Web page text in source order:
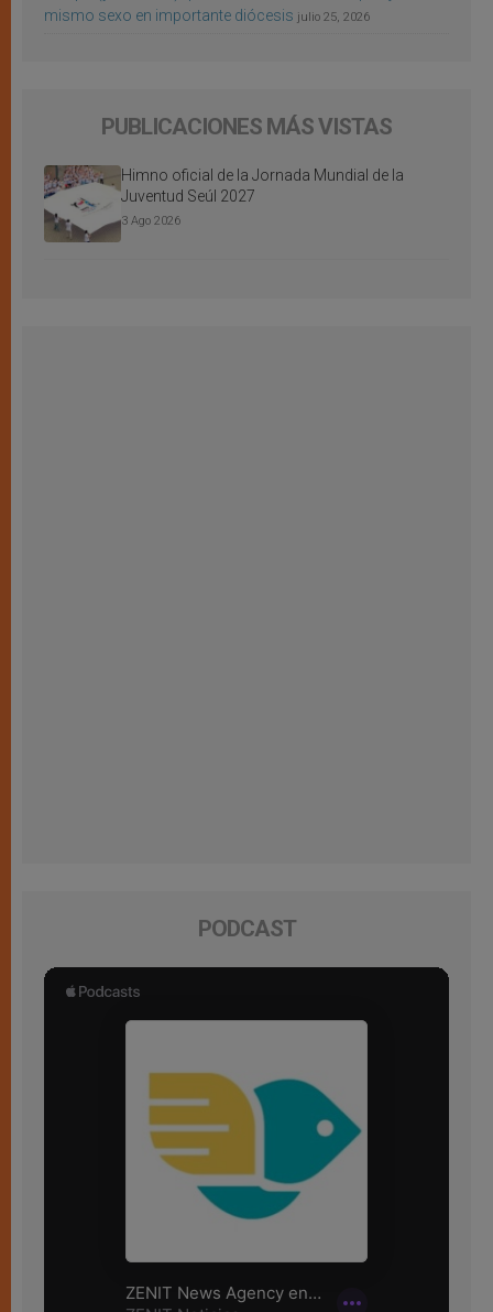
mismo sexo en importante diócesis julio 25, 2026
PUBLICACIONES MÁS VISTAS
Himno oficial de la Jornada Mundial de la
Juventud Seúl 2027
3 Ago 2026
PODCAST